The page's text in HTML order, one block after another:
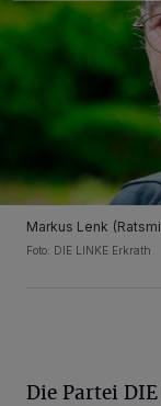
Markus Lenk
Foto: DIE LINKE Erkrath
Die Partei